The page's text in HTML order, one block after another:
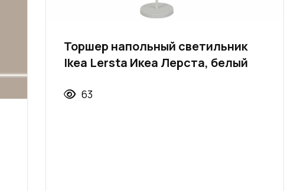
Торшер напольный светильник
Ikea Lersta Икеа Лерста, белый
63